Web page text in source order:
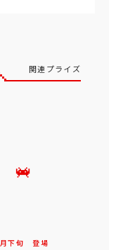
関連プライズ
月下旬 登場